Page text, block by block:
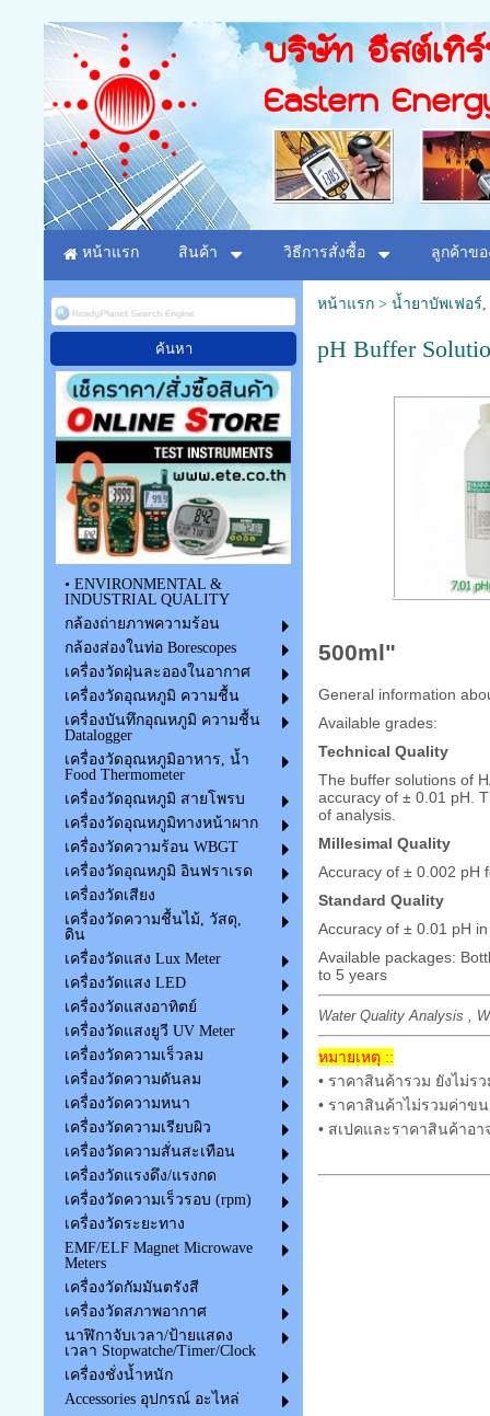
บริษัท อีสต์เทิ
Eastern
หน้าแรก สินค้า วิธีการสั่งซื้อ ลูกค้าขอ
• ENVIRONMENTAL &
INDUSTRIAL QUALITY
กล้องถ่ายภาพความร้อน
กล้องส่องในท่อ Borescopes
เครื่องวัดฝุ่นละอองในอากาศ
เครื่องวัดอุณหภูมิ ความชื้น
เครื่องบันทึกอุณหภูมิ ความชื้น
Datalogger
เครื่องวัดอุณหภูมิอาหาร, น้ำ
Food Thermometer
เครื่องวัดอุณหภูมิ สายโพรบ
เครื่องวัดอุณหภูมิทางหน้าผาก
เครื่องวัดความร้อน WBGT
เครื่องวัดอุณหภูมิ อินฟราเรด
เครื่องวัดเสียง
เครื่องวัดความชื้นไม้, วัสดุ,
ดิน
เครื่องวัดแสง Lux Meter
เครื่องวัดแสง LED
เครื่องวัดแสงอาทิตย์
เครื่องวัดแสงยูวี UV Meter
เครื่องวัดความเร็วลม
เครื่องวัดความดันลม
เครื่องวัดความหนา
เครื่องวัดความเรียบผิว
เครื่องวัดความสั่นสะเทือน
เครื่องวัดแรงดึง/แรงกด
เครื่องวัดความเร็วรอบ (rpm)
เครื่องวัดระยะทาง
EMF/ELF Magnet Microwave
Meters
เครื่องวัดกัมมันตรังสี
เครื่องวัดสภาพอากาศ
นาฬิกาจับเวลา/ป้ายแสดง
เวลา Stopwatche/Timer/Clock
เครื่องชั่งน้ำหนัก
Accessories อุปกรณ์ อะไหล่
หน้าแรก> น้ำยาบัพเฟอร์
pH Buffer
500ml"
General information
Available grades:
Technical Quality
The buffer solutions of
accuracy of ± 0.01 pH
of analysis.
Millesimal Quality
Accuracy of ± 0.002 pH
Standard Quality
Accuracy of ± 0.01 pH
Available packages:
to 5 years
Water Quality Analysis ,
หมายเหตุ ::
• ราคาสินค้ารวม ยังไม่ร
• ราคาสินค้าไม่รวมค่าข
• สเปคและราคาสินค้าอ